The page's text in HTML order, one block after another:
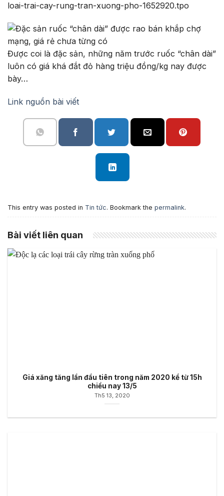
loai-trai-cay-rung-tran-xuong-pho-1652920.tpo
Được coi là đặc sản, những năm trước ruốc “chân dài”
luôn có giá khá đắt đỏ hàng triệu đồng/kg nay được
bày…
Link nguồn bài viết
This entry was posted in Tin tức. Bookmark the permalink.
Bài viết liên quan
Giá xăng tăng lần đầu tiên trong năm 2020 kể từ 15h
chiều nay 13/5
Th5 13, 2020